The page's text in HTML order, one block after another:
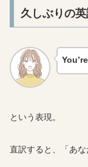
久しぶりの
という表現。
直訳すると、「あな